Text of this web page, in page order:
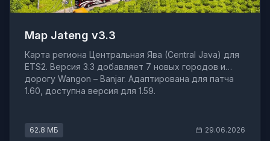
Map Jateng v3.3
Карта региона Центральная Ява (Central Java) для
ETS2. Версия 3.3 добавляет 7 новых городов и
дорогу Wangon – Banjar. Адаптирована для патча
1.60, доступна версия для 1.59.
62.8 МБ 29.06.2026